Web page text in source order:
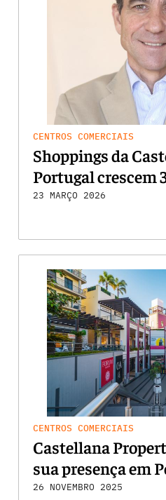
CENTROS COMERCIAIS
Shoppings da
Portugal crescem
23 MARÇO 2026
CENTROS COMERCIAIS
Castellana
sua presença em
26 NOVEMBRO 2025